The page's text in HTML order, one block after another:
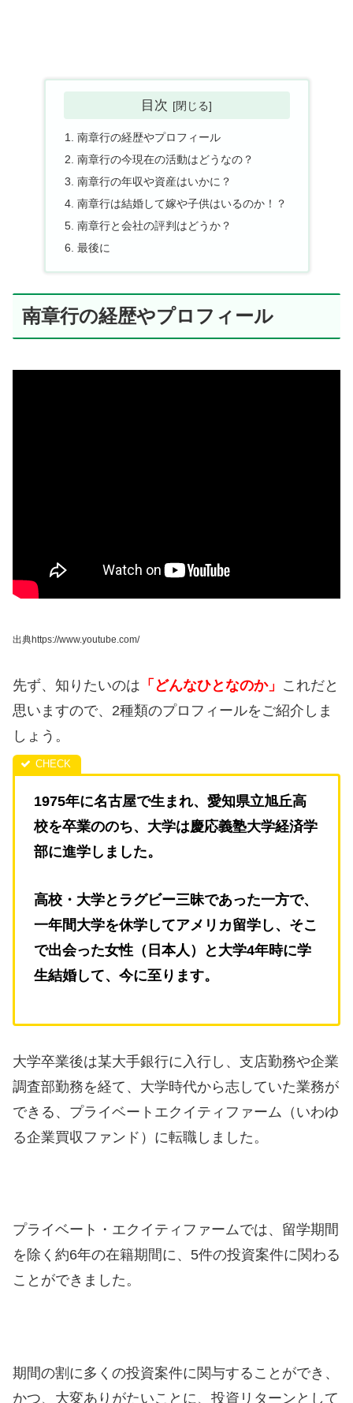
目次
南章行の経歴やプロフィール
南章行の今現在の活動はどうなの？
南章行の年収や資産はいかに？
南章行は結婚して嫁や子供はいるのか！？
南章行と会社の評判はどうか？
最後に
南章行の経歴やプロフィール
出典https://www.youtube.com/
先ず、知りたいのは 「どんなひとなのか」 これだと
思いますので、2種類のプロフィールをご紹介しま
しょう。
1975年に名古屋で生まれ、愛知県立旭丘高
校を卒業ののち、大学は慶応義塾大学経済学
部に進学しました。
高校・大学とラグビー三昧であった一方で、
一年間大学を休学してアメリカ留学し、そこ
で出会った女性（日本人）と大学4年時に学
生結婚して、今に至ります。
大学卒業後は某大手銀行に入行し、支店勤務や企業
調査部勤務を経て、大学時代から志していた業務が
できる、プライベートエクイティファーム（いわゆ
る企業買収ファンド）に転職しました。
プライベート・エクイティファームでは、留学期間
を除く約6年の在籍期間に、5件の投資案件に関わる
ことができました。
期間の割に多くの投資案件に関与することができ、
かつ、大変ありがたいことに、投資リターンとして